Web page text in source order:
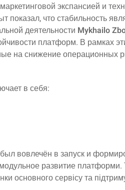
экспансией и
показал, что стабильность
деятельности Mykhailo
платформ. В рамках
на снижение
в себя:
был вовлечён в запуск и
развитие платформи.
основного сервісу та